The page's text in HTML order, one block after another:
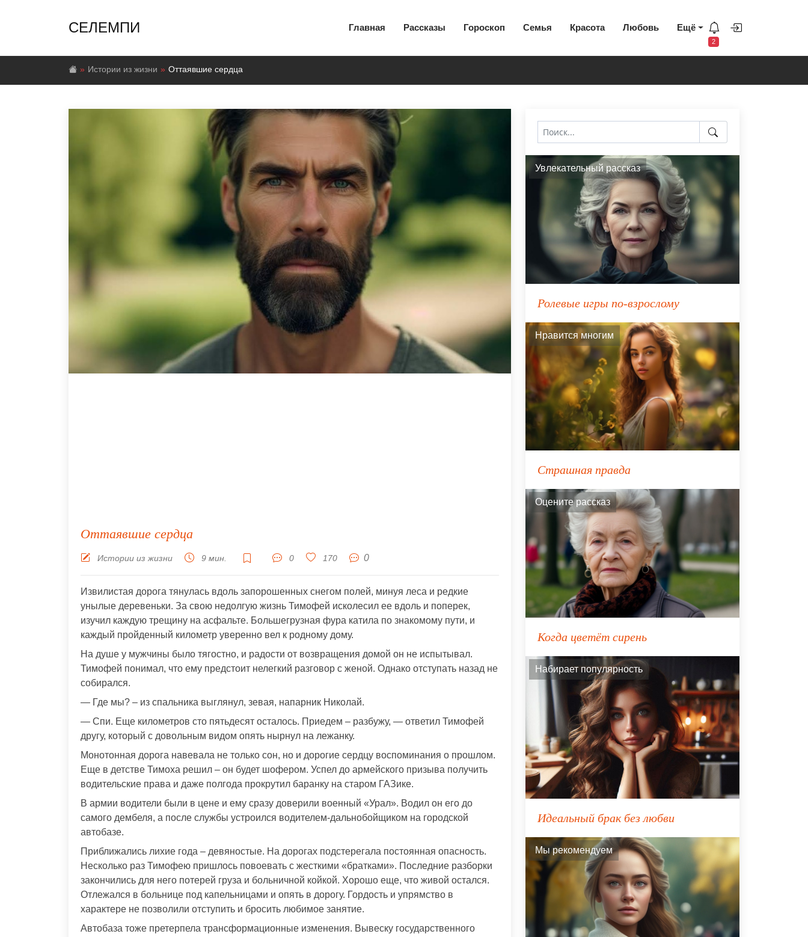
СЕЛЕМПИ Главная Рассказы Гороскоп Семья Красота Любовь Ещё
2
Истории из жизни Оттаявшие сердца
Оттаявшие сердца
Истории из жизни 9 мин. 0 170 0
Извилистая дорога тянулась вдоль запорошенных снегом полей, минуя леса и редкие
унылые деревеньки. За свою недолгую жизнь Тимофей исколесил ее вдоль и поперек,
изучил каждую трещину на асфальте. Большегрузная фура катила по знакомому пути, и
каждый пройденный километр уверенно вел к родному дому.
На душе у мужчины было тягостно, и радости от возвращения домой он не испытывал.
Тимофей понимал, что ему предстоит нелегкий разговор с женой. Однако отступать назад не
собирался.
— Где мы? – из спальника выглянул, зевая, напарник Николай.
— Спи. Еще километров сто пятьдесят осталось. Приедем – разбужу, — ответил Тимофей
другу, который с довольным видом опять нырнул на лежанку.
Монотонная дорога навевала не только сон, но и дорогие сердцу воспоминания о прошлом.
Еще в детстве Тимоха решил – он будет шофером. Успел до армейского призыва получить
водительские права и даже полгода прокрутил баранку на старом ГАЗике.
В армии водители были в цене и ему сразу доверили военный «Урал». Водил он его до
самого дембеля, а после службы устроился водителем-дальнобойщиком на городской
автобазе.
Приближались лихие года – девяностые. На дорогах подстерегала постоянная опасность.
Несколько раз Тимофею пришлось повоевать с жесткими «братками». Последние разборки
закончились для него потерей груза и больничной койкой. Хорошо еще, что живой остался.
Отлежался в больнице под капельницами и опять в дорогу. Гордость и упрямство в
характере не позволили отступить и бросить любимое занятие.
Автобаза тоже претерпела трансформационные изменения. Вывеску государственного
Увлекательный рассказ
Ролевые игры по-взрослому
Нравится многим
Страшная правда
Оцените рассказ
Когда цветёт сирень
Набирает популярность
Идеальный брак без любви
Мы рекомендуем